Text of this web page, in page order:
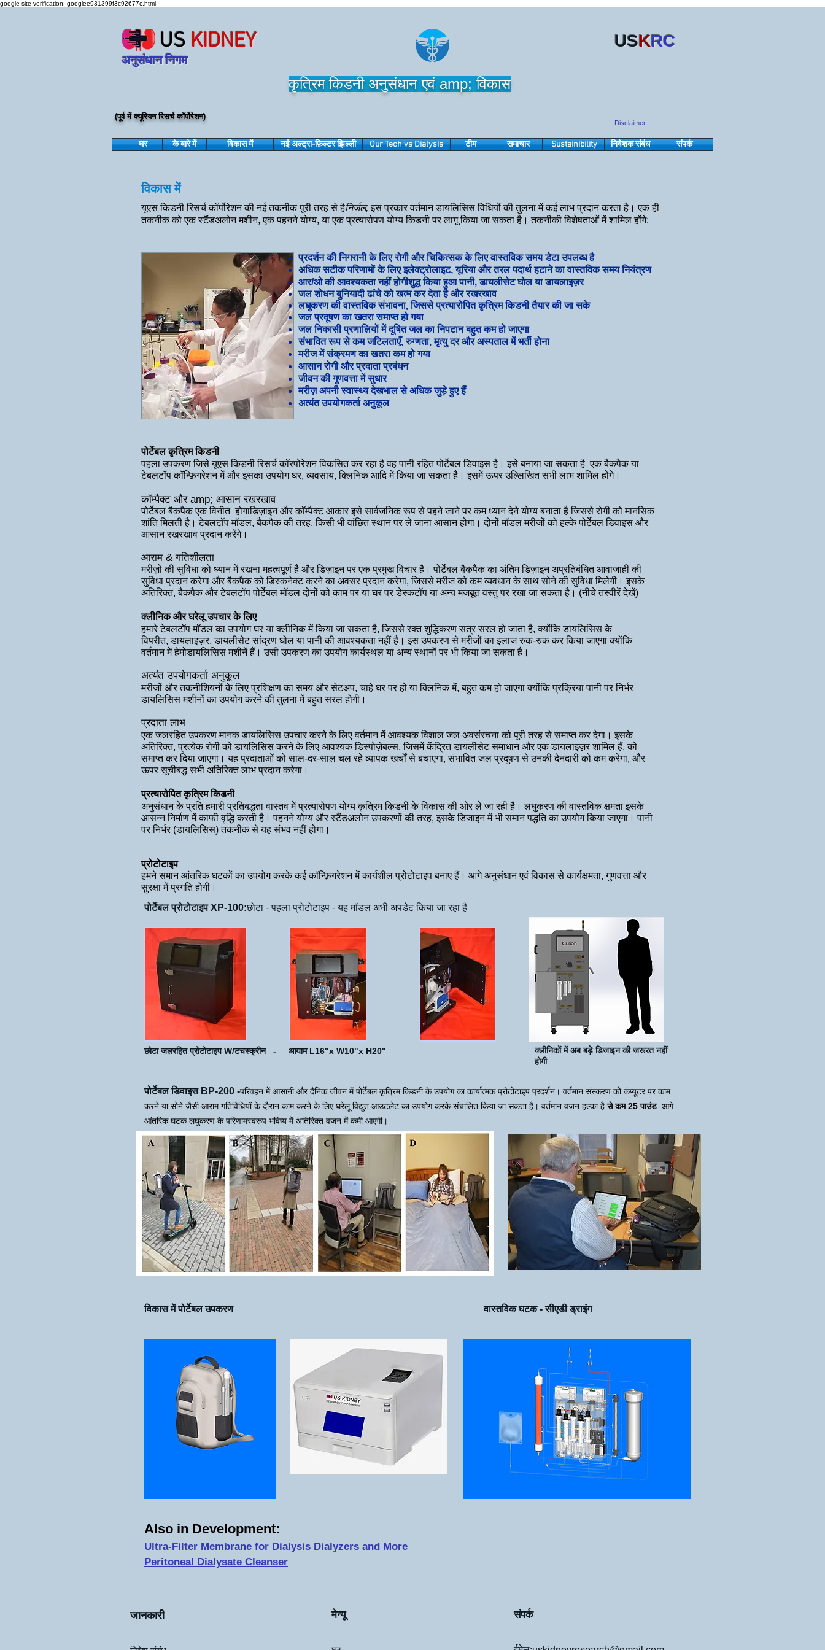
google-site-verification: googlee931399f3c92677c.html
US KIDNEY
अनुसंधान निगम
USKRC
कृत्रिम किडनी अनुसंधान एवं amp; विकास
(पूर्व में क्यूरियन रिसर्च कॉर्पोरेशन)
Disclaimer
घर के बारे में विकास में नई अल्ट्रा-फ़िल्टर झिल्ली टीम समाचार
Our Tech vs Dialysis संपर्क
Sustainibility निवेशक संबंध
विकास में
यूएस किडनी रिसर्च कॉर्पोरेशन की नई तकनीक पूरी तरह से हैनिर्जल, इस प्रकार वर्तमान डायलिसिस विधियों की तुलना में कई लाभ प्रदान करता है। एक ही
तकनीक को एक स्टैंडअलोन मशीन, एक पहनने योग्य, या एक प्रत्यारोपण योग्य किडनी पर लागू किया जा सकता है। तकनीकी विशेषताओं में शामिल होंगे:
प्रदर्शन की निगरानी के लिए रोगी और चिकित्सक के लिए वास्तविक समय डेटा उपलब्ध है
अधिक सटीक परिणामों के लिए इलेक्ट्रोलाइट, यूरिया और तरल पदार्थ हटाने का वास्तविक समय नियंत्रण
आर/ओ की आवश्यकता नहीं होगीशुद्ध किया हुआपानी, डायलीसेट घोल या डायलाइज़र
जल शोधन बुनियादी ढांचे को खत्म कर देता है औररखरखाव
लघुकरण की वास्तविक संभावना, जिससे प्रत्यारोपित कृत्रिम किडनी तैयार की जा सके
जल प्रदूषण का खतरा समाप्त हो गया
जल निकासी प्रणालियों में दूषित जल का निपटान बहुत कम हो जाएगा
संभावित रूप से कम जटिलताएँ, रुग्णता, मृत्यु दर और अस्पताल में भर्ती होना
मरीज में संक्रमण का खतरा कम हो गया
आसान रोगी और प्रदाता प्रबंधन
जीवन की गुणवत्ता में सुधार
मरीज़ अपनी स्वास्थ्य देखभाल से अधिक जुड़े हुए हैं
अत्यंत उपयोगकर्ता अनुकूल
पोर्टेबल कृत्रिम किडनी
पहला उपकरण ​जिसे यूएस किडनी रिसर्च कॉरपोरेशन विकसित कर रहा है वह पानी रहित पोर्टेबल डिवाइस है। इसे बनाया जा सकता है एक बैकपैक या
टेबलटॉप कॉन्फ़िगरेशन में और इसका उपयोग घर, व्यवसाय, क्लिनिक आदि में किया जा सकता है। इसमें ऊपर उल्लिखित सभी लाभ शामिल होंगे।
कॉम्पैक्ट और amp; आसानरखरखाव
पोर्टेबल बैकपैक एक विनीत होगाडिज़ाइन और कॉम्पैक्ट आकार इसे सार्वजनिक रूप से पहने जाने पर कम ध्यान देने योग्य बनाता है जिससे रोगी को मानसिक
शांति मिलती है। टेबलटॉप मॉडल, बैकपैक की तरह, किसी भी वांछित स्थान पर ले जाना आसान होगा। दोनों मॉडल मरीजों को हल्के पोर्टेबल डिवाइस और
आसान रखरखाव प्रदान करेंगे।
आराम & गतिशीलता
मरीज़ों की सुविधा को ध्यान में रखना महत्वपूर्ण है और डिज़ाइन पर एक प्रमुख विचार है। पोर्टेबल बैकपैक का अंतिम डिज़ाइन अप्रतिबंधित आवाजाही की
सुविधा प्रदान करेगा और बैकपैक को डिस्कनेक्ट करने का अवसर प्रदान करेगा, जिससे मरीज को कम व्यवधान के साथ सोने की सुविधा मिलेगी। इसके
अतिरिक्त, बैकपैक और टेबलटॉप पोर्टेबल मॉडल दोनों को काम पर या घर पर डेस्कटॉप या अन्य मजबूत वस्तु पर रखा जा सकता है। (नीचे तस्वीरें देखें)
क्लीनिक और घरेलू उपचार के लिए
हमारे टेबलटॉप मॉडल का उपयोग घर या क्लीनिक में किया जा सकता है, जिससे रक्त शुद्धिकरण सत्र सरल हो जाता है, क्योंकि डायलिसिस के
विपरीत,डायलाइज़र, डायलीसेट सांद्रण घोल या पानी की आवश्यकता नहीं है। इस उपकरण से मरीजों का इलाज रुक-रुक कर किया जाएगा क्योंकि
वर्तमान में हेमोडायलिसिस मशीनें हैं। उसी उपकरण का उपयोग कार्यस्थल या अन्य स्थानों पर भी किया जा सकता है।
अत्यंत उपयोगकर्ता अनुकूल
मरीजों और तकनीशियनों के लिए प्रशिक्षण का समय और सेटअप, चाहे घर पर हो या क्लिनिक में, बहुत कम हो जाएगा क्योंकि प्रक्रिया पानी पर निर्भर
डायलिसिस मशीनों का उपयोग करने की तुलना में बहुत सरल होगी।
प्रदाता लाभ
एक जलरहित उपकरण मानक डायलिसिस उपचार करने के लिए वर्तमान में आवश्यक विशाल जल अवसंरचना को पूरी तरह से समाप्त कर देगा। इसके
अतिरिक्त, प्रत्येक रोगी को डायलिसिस करने के लिए आवश्यक डिस्पोज़ेबल्स, जिसमें केंद्रित डायलीसेट समाधान और एक डायलाइज़र शामिल हैं, को
समाप्त कर दिया जाएगा। यह प्रदाताओं को साल-दर-साल चल रहे व्यापक खर्चों से बचाएगा, संभावित जल प्रदूषण से उनकी देनदारी को कम करेगा, और
ऊपर सूचीबद्ध सभी अतिरिक्त लाभ प्रदान करेगा।
प्रत्यारोपित कृत्रिम किडनी
अनुसंधान के प्रति हमारी प्रतिबद्धता वास्तव में प्रत्यारोपण योग्य कृत्रिम किडनी के विकास की ओर ले जा रही है। लघुकरण की वास्तविक क्षमता इसके
आसन्न निर्माण में काफी वृद्धि करती है। पहनने योग्य और स्टैंडअलोन उपकरणों की तरह, इसके डिजाइन में भी समान पद्धति का उपयोग किया जाएगा। पानी
पर निर्भर (डायलिसिस) तकनीक से यह संभव नहीं होगा।
प्रोटोटाइप
हमने समान आंतरिक घटकों का उपयोग करके कई कॉन्फ़िगरेशन में कार्यशील प्रोटोटाइप बनाए हैं। आगे अनुसंधान एवं विकास से कार्यक्षमता, गुणवत्ता और
सुरक्षा में प्रगति होगी।
पोर्टेबल प्रोटोटाइप XP-100:छोटा - पहला प्रोटोटाइप - यह मॉडल अभी अपडेट किया जा रहा है
छोटा जलरहित प्रोटोटाइप W/टचस्क्रीन - आयाम L16"x W10"x H20"
क्लीनिकों में अब बड़े डिजाइन की जरूरत नहीं
होगी
पोर्टेबल डिवाइस BP-200 -परिवहन में आसानी और दैनिक जीवन में पोर्टेबल कृत्रिम किडनी के उपयोग का कार्यात्मक प्रोटोटाइप प्रदर्शन। वर्तमान संस्करण को कंप्यूटर पर काम
करने या सोने जैसी आराम गतिविधियों के दौरान काम करने के लिए घरेलू विद्युत आउटलेट का उपयोग करके संचालित किया जा सकता है। वर्तमान वजन हल्का हैसे कम 25 पाउंड. आगे
आंतरिक घटक लघुकरण के परिणामस्वरूप भविष्य में अतिरिक्त वजन में कमी आएगी।
विकास में पोर्टेबल उपकरण
एल 20" x डब्ल्यू 14" x एच 11"
वास्तविक घटक - सीएडी ड्राइंग
Also in Development:
Ultra-Filter Membrane for Dialysis Dialyzers and More
Peritoneal Dialysate Cleanser
जानकारी मेन्यू संपर्क